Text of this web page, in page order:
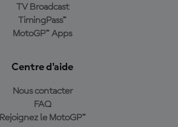
TV Broadcast
TimingPass™
MotoGP™ Apps
Centre d'aide
Nous contacter
FAQ
Rejoignez le MotoGP™